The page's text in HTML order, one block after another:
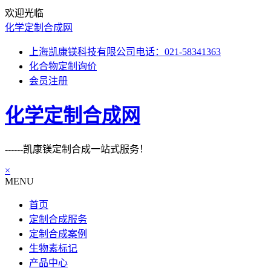
欢迎光临
化学定制合成网
上海凯康镁科技有限公司电话：021-58341363
化合物定制询价
会员注册
化学定制合成网
------凯康镁定制合成一站式服务！
×
MENU
首页
定制合成服务
定制合成案例
生物素标记
产品中心